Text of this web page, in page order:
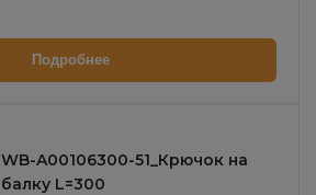
Подробнее
WB-A00106300-51_Крючок на
балку L=300